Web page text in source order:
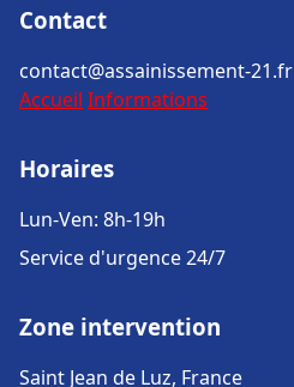
Contact
contact@assainissement-21.fr
Accueil Informations
Horaires
Lun-Ven: 8h-19h
Service d'urgence 24/7
Zone intervention
Saint Jean de Luz, France